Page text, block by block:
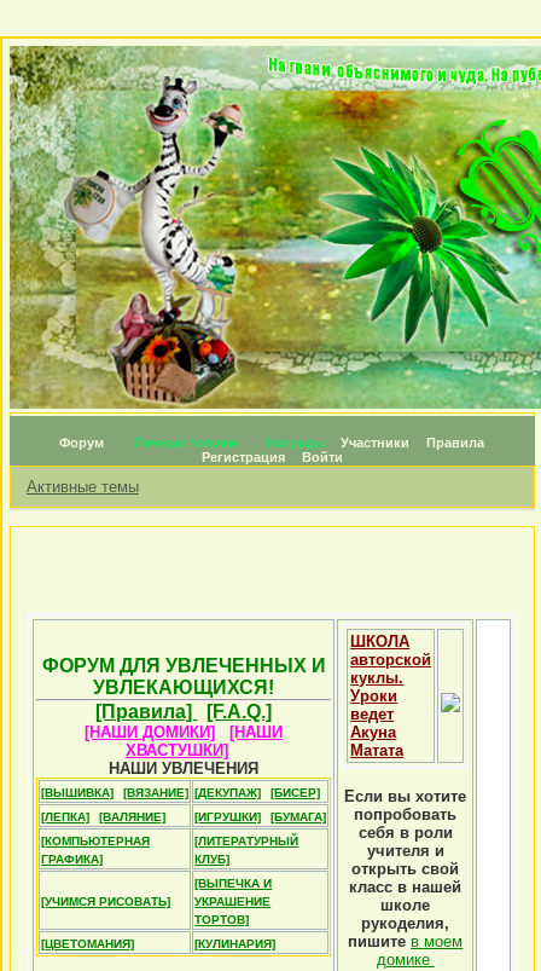
Форум Личные топики Награды Участники
Правила
Регистрация
Войти
Активные темы
ФОРУМ ДЛЯ УВЛЕЧЕННЫХ И
УВЛЕКАЮЩИХСЯ!
[Правила]
[F.A.Q.]
[НАШИ ДОМИКИ]
[НАШИ
ХВАСТУШКИ]
НАШИ УВЛЕЧЕНИЯ
[ВЫШИВКА] [ВЯЗАНИЕ] [ДЕКУПАЖ]
[БИСЕР]
[ЛЕПКА]
[ВАЛЯНИЕ] [ИГРУШКИ]
[БУМАГА]
[КОМПЬЮТЕРНАЯ
ГРАФИКА]
[ЛИТЕРАТУРНЫЙ
КЛУБ]
[УЧИМСЯ РИСОВАТЬ]
[ВЫПЕЧКА И
УКРАШЕНИЕ
ТОРТОВ]
[ЦВЕТОМАНИЯ]
[КУЛИНАРИЯ]
ШКОЛА
авторской
куклы.
Уроки
ведет
Акуна
Матата
Если вы хотите
попробовать
себя в роли
учителя и
открыть свой
класс в нашей
школе
рукоделия,
пишите в моем
домике